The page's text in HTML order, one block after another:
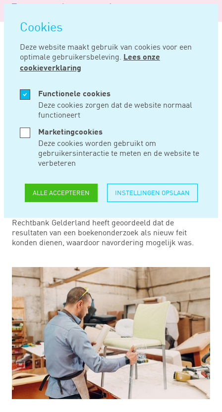
overslaan
Cookies
Deze website maakt gebruik van cookies voor een
optimale gebruikersbeleving. Lees onze
cookieverklaring
Functionele cookies
Deze cookies zorgen dat de website normaal
functioneert
Marketingcookies
Deze cookies worden gebruikt om
gebruikersinteractie te meten en de website te
verbeteren
ALLE ACCEPTEREN INSTELLINGEN OPSLAAN
Logo
Noord
Negentig
Home Nieuws
OKT 15, 2024
RESULTATEN UIT
BOEKENONDERZOEK
VORMEN NIEUW
FEIT
Rechtbank Gelderland heeft geoordeeld dat de
resultaten van een boekenonderzoek als nieuw feit
konden dienen, waardoor navordering mogelijk was.